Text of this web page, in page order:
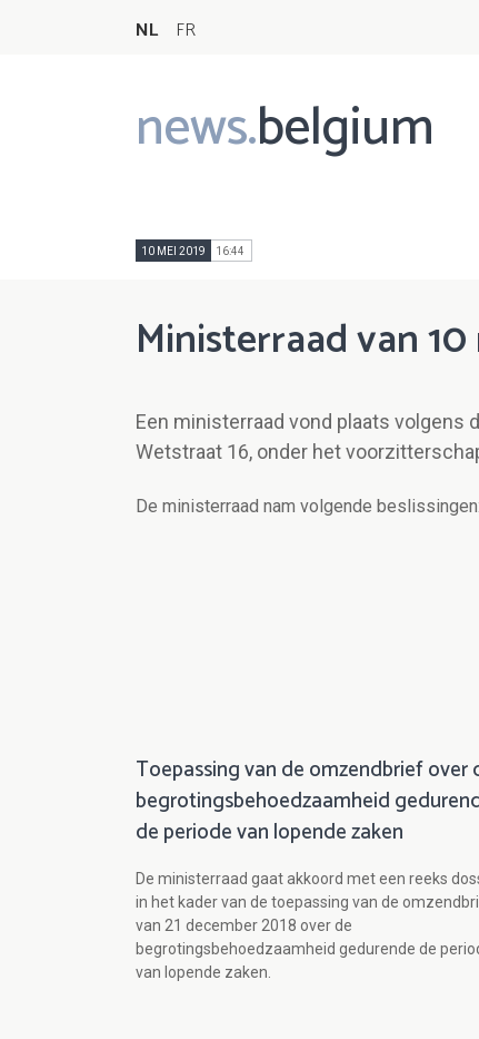
NL FR
news.belgium
Main
navigation
10 MEI 2019 16:44
Ministerraad van
Een ministerraad vond plaats volgens
Wetstraat 16, onder het
De ministerraad nam volgende beslissingen:
Toepassing van de omzendbrief over
begrotingsbehoedzaamheid
de periode van lopende zaken
De ministerraad gaat akkoord met een reeks
in het kader van de toepassing van de
van 21 december 2018 over de
begrotingsbehoedzaamheid gedurende de
van lopende zaken.